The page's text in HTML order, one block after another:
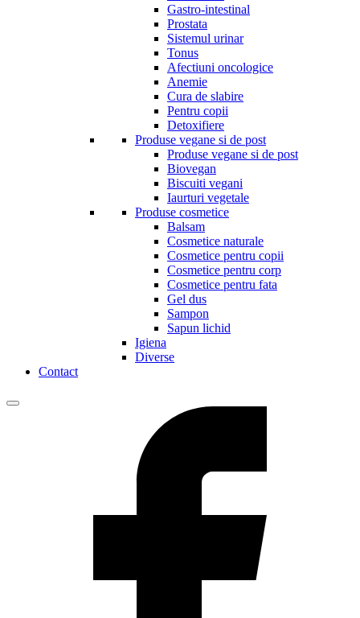
Gastro-intestinal
Prostata
Sistemul urinar
Tonus
Afectiuni oncologice
Anemie
Cura de slabire
Pentru copii
Detoxifiere
Produse vegane si de post
Produse vegane si de post
Biovegan
Biscuiti vegani
Iaurturi vegetale
Produse cosmetice
Balsam
Cosmetice naturale
Cosmetice pentru copii
Cosmetice pentru corp
Cosmetice pentru fata
Gel dus
Sampon
Sapun lichid
Igiena
Diverse
Contact